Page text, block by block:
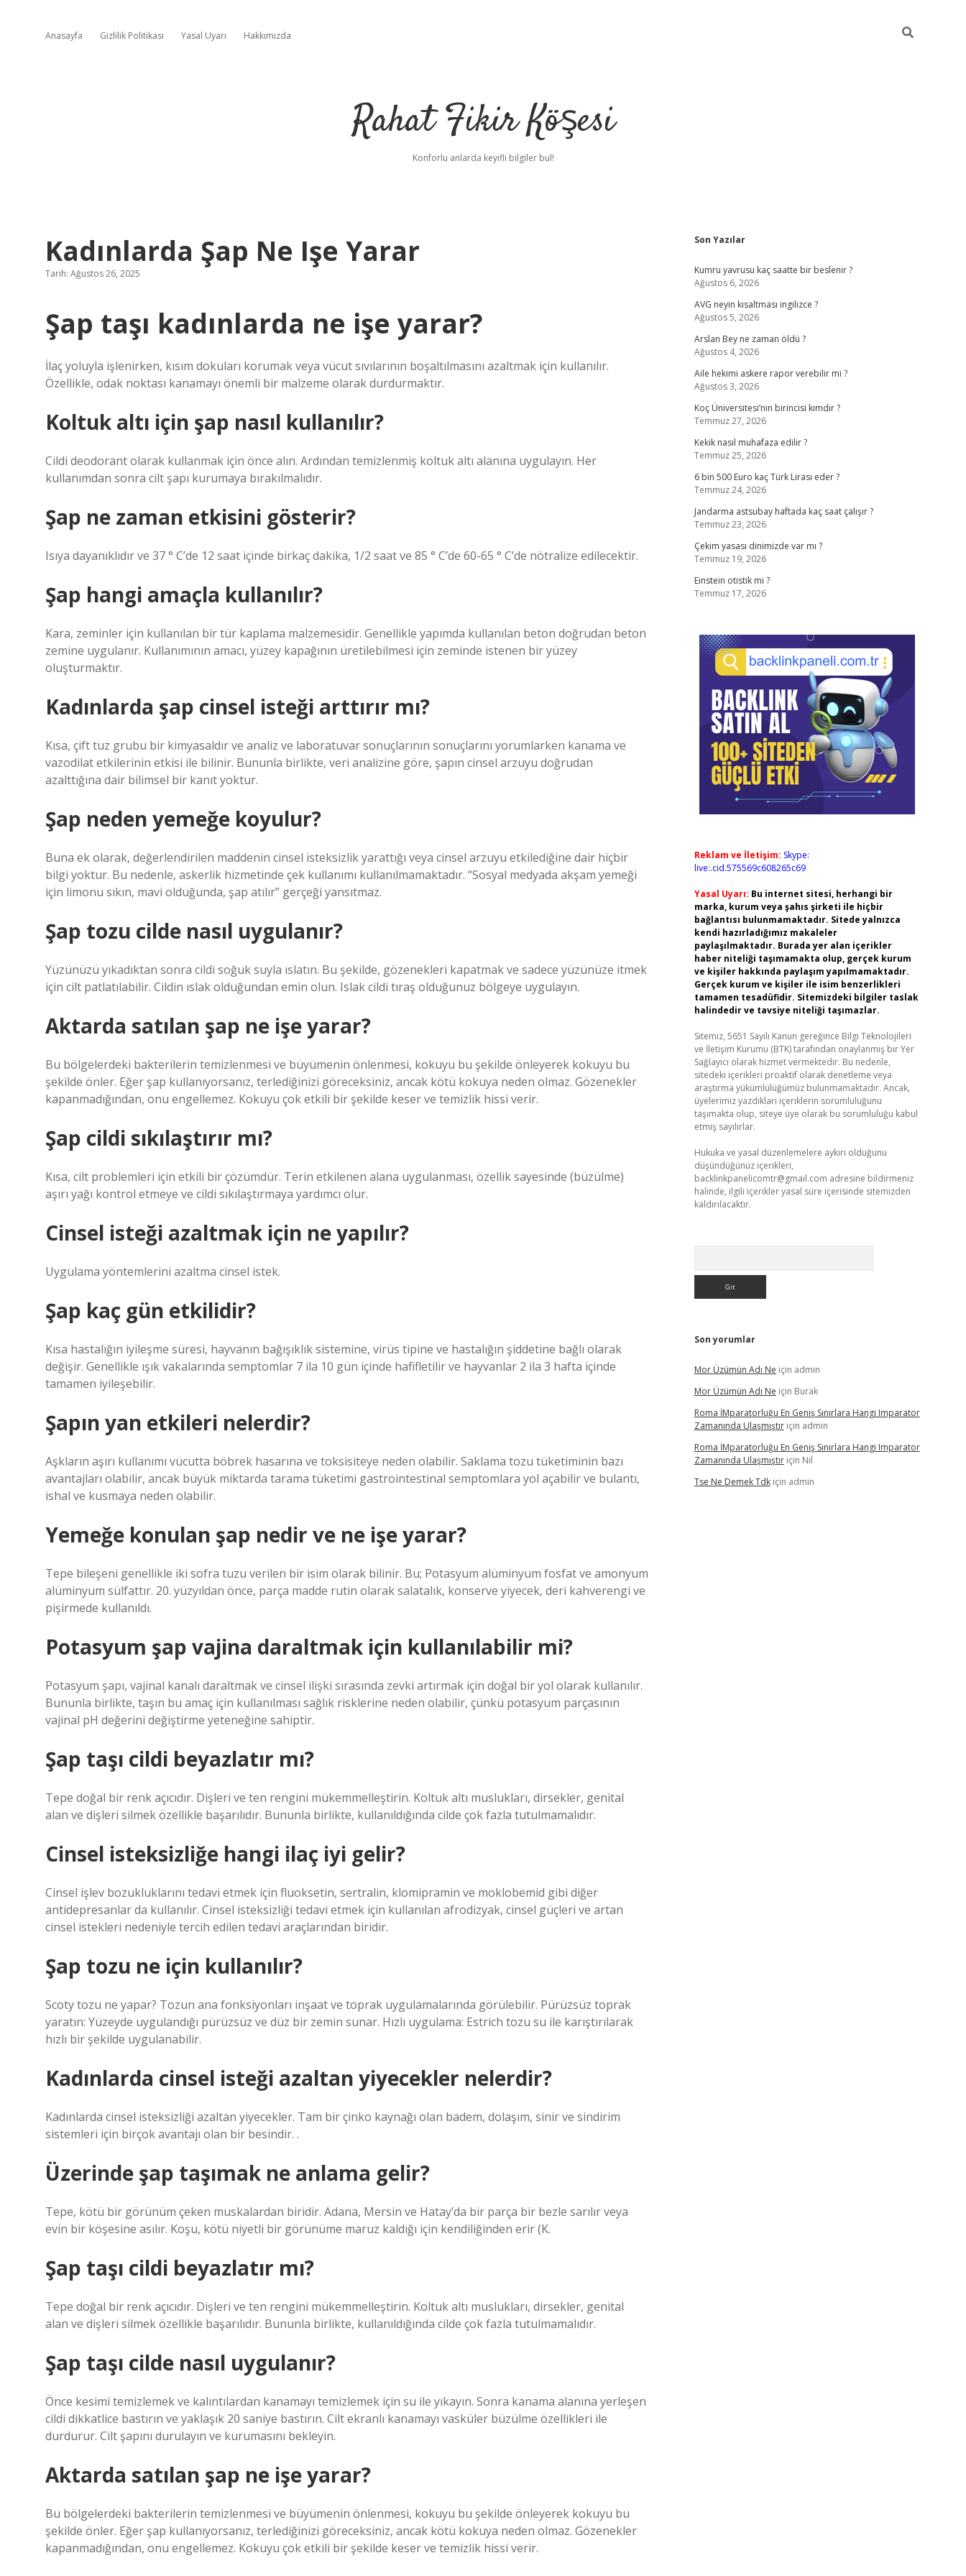
Anasayfa Gizlilik Politikası Yasal Uyarı Hakkımızda
Rahat Fikir Köşesi
Konforlu anlarda keyifli bilgiler bul!
Kadınlarda Şap Ne Işe Yarar
Tarih: Ağustos 26, 2025
Şap taşı kadınlarda ne işe yarar?
İlaç yoluyla işlenirken, kısım dokuları korumak veya vücut sıvılarının boşaltılmasını azaltmak için kullanılır.
Özellikle, odak noktası kanamayı önemli bir malzeme olarak durdurmaktır.
Koltuk altı için şap nasıl kullanılır?
Cildi deodorant olarak kullanmak için önce alın. Ardından temizlenmiş koltuk altı alanına uygulayın. Her
kullanımdan sonra cilt şapı kurumaya bırakılmalıdır.
Şap ne zaman etkisini gösterir?
Isıya dayanıklıdır ve 37 ° C’de 12 saat içinde birkaç dakika, 1/2 saat ve 85 ° C’de 60-65 ° C’de nötralize edilecektir.
Şap hangi amaçla kullanılır?
Kara, zeminler için kullanılan bir tür kaplama malzemesidir. Genellikle yapımda kullanılan beton doğrudan beton
zemine uygulanır. Kullanımının amacı, yüzey kapağının üretilebilmesi için zeminde istenen bir yüzey
oluşturmaktır.
Kadınlarda şap cinsel isteği arttırır mı?
Kısa, çift tuz grubu bir kimyasaldır ve analiz ve laboratuvar sonuçlarının sonuçlarını yorumlarken kanama ve
vazodilat etkilerinin etkisi ile bilinir. Bununla birlikte, veri analizine göre, şapın cinsel arzuyu doğrudan
azalttığına dair bilimsel bir kanıt yoktur.
Şap neden yemeğe koyulur?
Buna ek olarak, değerlendirilen maddenin cinsel isteksizlik yarattığı veya cinsel arzuyu etkilediğine dair hiçbir
bilgi yoktur. Bu nedenle, askerlik hizmetinde çek kullanımı kullanılmamaktadır. “Sosyal medyada akşam yemeği
için limonu sıkın, mavi olduğunda, şap atılır” gerçeği yansıtmaz.
Şap tozu cilde nasıl uygulanır?
Yüzünüzü yıkadıktan sonra cildi soğuk suyla ıslatın. Bu şekilde, gözenekleri kapatmak ve sadece yüzünüze itmek
için cilt patlatılabilir. Cildin ıslak olduğundan emin olun. Islak cildi tıraş olduğunuz bölgeye uygulayın.
Aktarda satılan şap ne işe yarar?
Bu bölgelerdeki bakterilerin temizlenmesi ve büyümenin önlenmesi, kokuyu bu şekilde önleyerek kokuyu bu
şekilde önler. Eğer şap kullanıyorsanız, terlediğinizi göreceksiniz, ancak kötü kokuya neden olmaz. Gözenekler
kapanmadığından, onu engellemez. Kokuyu çok etkili bir şekilde keser ve temizlik hissi verir.
Şap cildi sıkılaştırır mı?
Kısa, cilt problemleri için etkili bir çözümdür. Terin etkilenen alana uygulanması, özellik sayesinde (büzülme)
aşırı yağı kontrol etmeye ve cildi sıkılaştırmaya yardımcı olur.
Cinsel isteği azaltmak için ne yapılır?
Uygulama yöntemlerini azaltma cinsel istek.
Şap kaç gün etkilidir?
Kısa hastalığın iyileşme süresi, hayvanın bağışıklık sistemine, virüs tipine ve hastalığın şiddetine bağlı olarak
değişir. Genellikle ışık vakalarında semptomlar 7 ila 10 gün içinde hafifletilir ve hayvanlar 2 ila 3 hafta içinde
tamamen iyileşebilir.
Şapın yan etkileri nelerdir?
Aşkların aşırı kullanımı vücutta böbrek hasarına ve toksisiteye neden olabilir. Saklama tozu tüketiminin bazı
avantajları olabilir, ancak büyük miktarda tarama tüketimi gastrointestinal semptomlara yol açabilir ve bulantı,
ishal ve kusmaya neden olabilir.
Yemeğe konulan şap nedir ve ne işe yarar?
Tepe bileşeni genellikle iki sofra tuzu verilen bir isim olarak bilinir. Bu; Potasyum alüminyum fosfat ve amonyum
alüminyum sülfattır. 20. yüzyıldan önce, parça madde rutin olarak salatalık, konserve yiyecek, deri kahverengi ve
pişirmede kullanıldı.
Potasyum şap vajina daraltmak için kullanılabilir mi?
Potasyum şapı, vajinal kanalı daraltmak ve cinsel ilişki sırasında zevki artırmak için doğal bir yol olarak kullanılır.
Bununla birlikte, taşın bu amaç için kullanılması sağlık risklerine neden olabilir, çünkü potasyum parçasının
vajinal pH değerini değiştirme yeteneğine sahiptir.
Şap taşı cildi beyazlatır mı?
Tepe doğal bir renk açıcıdır. Dişleri ve ten rengini mükemmelleştirin. Koltuk altı muslukları, dirsekler, genital
alan ve dişleri silmek özellikle başarılıdır. Bununla birlikte, kullanıldığında cilde çok fazla tutulmamalıdır.
Cinsel isteksizliğe hangi ilaç iyi gelir?
Cinsel işlev bozukluklarını tedavi etmek için fluoksetin, sertralin, klomipramin ve moklobemid gibi diğer
antidepresanlar da kullanılır. Cinsel isteksizliği tedavi etmek için kullanılan afrodizyak, cinsel güçleri ve artan
cinsel istekleri nedeniyle tercih edilen tedavi araçlarından biridir.
Şap tozu ne için kullanılır?
Scoty tozu ne yapar? Tozun ana fonksiyonları inşaat ve toprak uygulamalarında görülebilir. Pürüzsüz toprak
yaratın: Yüzeyde uygulandığı pürüzsüz ve düz bir zemin sunar. Hızlı uygulama: Estrich tozu su ile karıştırılarak
hızlı bir şekilde uygulanabilir.
Kadınlarda cinsel isteği azaltan yiyecekler nelerdir?
Kadınlarda cinsel isteksizliği azaltan yiyecekler. Tam bir çinko kaynağı olan badem, dolaşım, sinir ve sindirim
sistemleri için birçok avantajı olan bir besindir. .
Üzerinde şap taşımak ne anlama gelir?
Tepe, kötü bir görünüm çeken muskalardan biridir. Adana, Mersin ve Hatay’da bir parça bir bezle sarılır veya
evin bir köşesine asılır. Koşu, kötü niyetli bir görünüme maruz kaldığı için kendiliğinden erir (K.
Şap taşı cildi beyazlatır mı?
Tepe doğal bir renk açıcıdır. Dişleri ve ten rengini mükemmelleştirin. Koltuk altı muslukları, dirsekler, genital
alan ve dişleri silmek özellikle başarılıdır. Bununla birlikte, kullanıldığında cilde çok fazla tutulmamalıdır.
Şap taşı cilde nasıl uygulanır?
Önce kesimi temizlemek ve kalıntılardan kanamayı temizlemek için su ile yıkayın. Sonra kanama alanına yerleşen
cildi dikkatlice bastırın ve yaklaşık 20 saniye bastırın. Cilt ekranlı kanamayı vasküler büzülme özellikleri ile
durdurur. Cilt şapını durulayın ve kurumasını bekleyin.
Aktarda satılan şap ne işe yarar?
Bu bölgelerdeki bakterilerin temizlenmesi ve büyümenin önlenmesi, kokuyu bu şekilde önleyerek kokuyu bu
şekilde önler. Eğer şap kullanıyorsanız, terlediğinizi göreceksiniz, ancak kötü kokuya neden olmaz. Gözenekler
kapanmadığından, onu engellemez. Kokuyu çok etkili bir şekilde keser ve temizlik hissi verir.
Sidebar
Son Yazılar
Kumru yavrusu kaç saatte bir beslenir ?
Ağustos 6, 2026
AVG neyin kısaltması ingilizce ?
Ağustos 5, 2026
Arslan Bey ne zaman öldü ?
Ağustos 4, 2026
Aile hekimi askere rapor verebilir mi ?
Ağustos 3, 2026
Koç Üniversitesi’nin birincisi kimdir ?
Temmuz 27, 2026
Kekik nasıl muhafaza edilir ?
Temmuz 25, 2026
6 bin 500 Euro kaç Türk Lirası eder ?
Temmuz 24, 2026
Jandarma astsubay haftada kaç saat çalışır ?
Temmuz 23, 2026
Çekim yasası dinimizde var mı ?
Temmuz 19, 2026
Einstein otistik mi ?
Temmuz 17, 2026
Reklam ve İletişim: Skype:
live:.cid.575569c608265c69
Yasal Uyarı: Bu internet sitesi, herhangi bir
marka, kurum veya şahıs şirketi ile hiçbir
bağlantısı bulunmamaktadır. Sitede yalnızca
kendi hazırladığımız makaleler
paylaşılmaktadır. Burada yer alan içerikler
haber niteliği taşımamakta olup, gerçek kurum
ve kişiler hakkında paylaşım yapılmamaktadır.
Gerçek kurum ve kişiler ile isim benzerlikleri
tamamen tesadüfidir. Sitemizdeki bilgiler taslak
halindedir ve tavsiye niteliği taşımazlar.
Sitemiz, 5651 Sayılı Kanun gereğince Bilgi Teknolojileri
ve İletişim Kurumu (BTK) tarafından onaylanmış bir Yer
Sağlayıcı olarak hizmet vermektedir. Bu nedenle,
sitedeki içerikleri proaktif olarak denetleme veya
araştırma yükümlülüğümüz bulunmamaktadır. Ancak,
üyelerimiz yazdıkları içeriklerin sorumluluğunu
taşımakta olup, siteye üye olarak bu sorumluluğu kabul
etmiş sayılırlar.
Hukuka ve yasal düzenlemelere aykırı olduğunu
düşündüğünüz içerikleri,
backlinkpanelicomtr@gmail.com adresine bildirmeniz
halinde, ilgili içerikler yasal süre içerisinde sitemizden
kaldırılacaktır.
Son yorumlar
Mor Üzümün Adı Ne için admin
Mor Üzümün Adı Ne için Burak
Roma İMparatorluğu En Geniş Sınırlara Hangi Imparator
Zamanında Ulaşmıştıriçin admin
Roma İMparatorluğu En Geniş Sınırlara Hangi Imparator
Zamanında Ulaşmıştıriçin Nil
Tse Ne Demek Tdkiçin admin
ilbet yeni giriş